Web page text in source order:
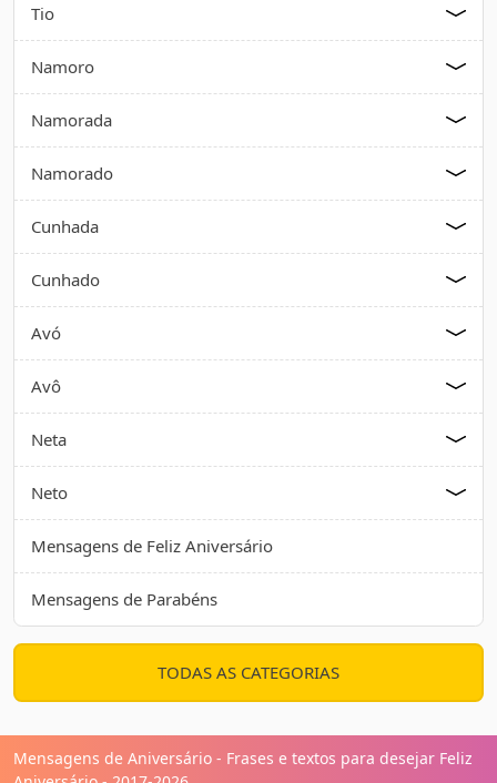
Tio
Namoro
Namorada
Namorado
Cunhada
Cunhado
Avó
Avô
Neta
Neto
Mensagens de Feliz Aniversário
Mensagens de Parabéns
TODAS AS CATEGORIAS
Mensagens de Aniversário - Frases e textos para desejar Feliz